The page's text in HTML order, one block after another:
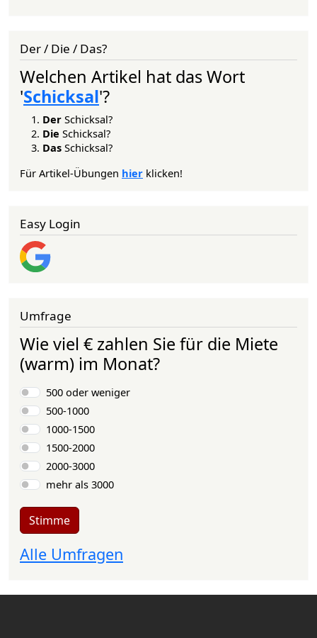
Der / Die / Das?
Welchen Artikel hat das Wort
'Schicksal'?
Der Schicksal?
Die Schicksal?
Das Schicksal?
Für Artikel-Übungen hier klicken!
Easy Login
Umfrage
Wie viel € zahlen Sie für die Miete
(warm) im Monat?
Auswahlmöglichkeiten
500 oder weniger
500-1000
1000-1500
1500-2000
2000-3000
mehr als 3000
Stimme
Alle Umfragen